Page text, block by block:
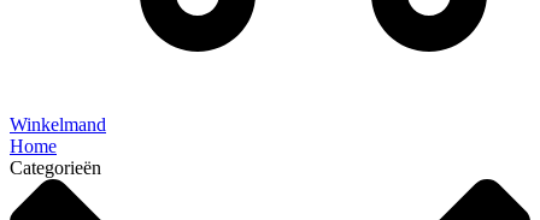
Winkelmand
Home
Categorieën